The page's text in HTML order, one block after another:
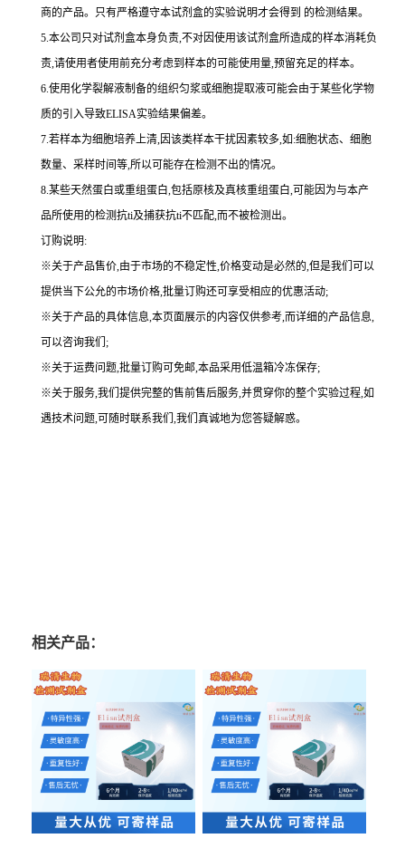
商的产品。只有严格遵守本试剂盒的实验说明才会得到 的检测结果。
5.本公司只对试剂盒本身负责,不对因使用该试剂盒所造成的样本消耗负
责,请使用者使用前充分考虑到样本的可能使用量,预留充足的样本。
6.使用化学裂解液制备的组织匀浆或细胞提取液可能会由于某些化学物
质的引入导致ELISA实验结果偏差。
7.若样本为细胞培养上清,因该类样本干扰因素较多,如:细胞状态、细胞
数量、采样时间等,所以可能存在检测不出的情况。
8.某些天然蛋白或重组蛋白,包括原核及真核重组蛋白,可能因为与本产
品所使用的检测抗ti及捕获抗ti不匹配,而不被检测出。
订购说明:
※关于产品售价,由于市场的不稳定性,价格变动是必然的,但是我们可以
提供当下公允的市场价格,批量订购还可享受相应的优惠活动;
※关于产品的具体信息,本页面展示的内容仅供参考,而详细的产品信息,
可以咨询我们;
※关于运费问题,批量订购可免邮,本品采用低温箱冷冻保存;
※关于服务,我们提供完整的售前售后服务,并贯穿你的整个实验过程,如
遇技术问题,可随时联系我们,我们真诚地为您答疑解惑。
相关产品：